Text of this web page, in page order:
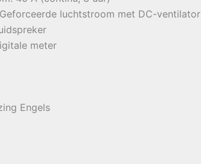
luchtstroom met DC-ventilator
meter
Engels